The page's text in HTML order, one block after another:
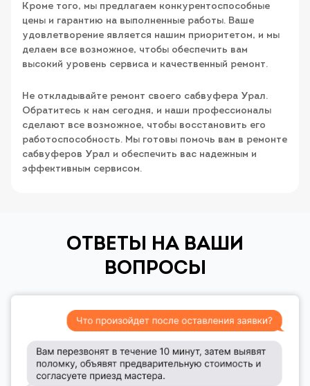
Кроме того, мы предлагаем конкурентоспособные
цены и гарантию на выполненные работы. Ваше
удовлетворение является нашим приоритетом, и мы
делаем все возможное, чтобы обеспечить вам
высокий уровень сервиса и качественный ремонт.
Не откладывайте ремонт своего сабвуфера Урал.
Обратитесь к нам сегодня, и наши профессионалы
сделают все возможное, чтобы восстановить его
работоспособность. Мы готовы помочь вам в ремонте
сабвуферов Урал и обеспечить вас надежным и
эффективным сервисом.
ОТВЕТЫ НА ВАШИ
ВОПРОСЫ